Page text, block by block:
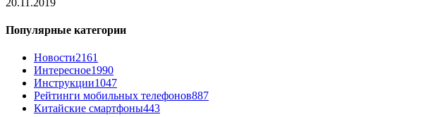
Популярные категории
Новости2161
Интересное1990
Инструкции1047
Рейтинги мобильных телефонов887
Китайские смартфоны443